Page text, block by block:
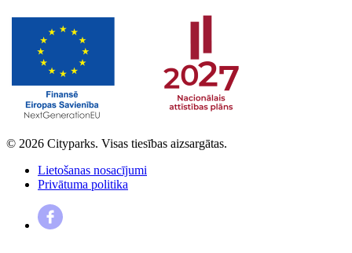
© 2026 Cityparks. Visas tiesības aizsargātas.
Lietošanas nosacījumi
Privātuma politika